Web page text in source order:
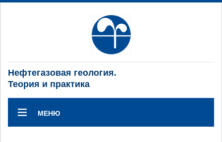
Нефтегазовая геология.
Теория и практика
МЕНЮ